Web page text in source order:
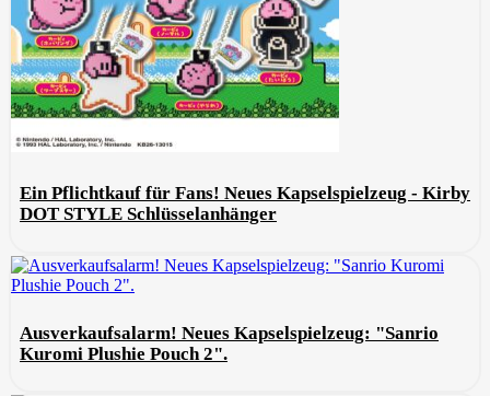
Ein Pflichtkauf für Fans! Neues Kapselspielzeug - Kirby
DOT STYLE Schlüsselanhänger
Ausverkaufsalarm! Neues Kapselspielzeug: "Sanrio
Kuromi Plushie Pouch 2".